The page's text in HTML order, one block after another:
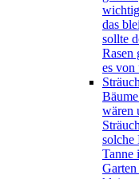
das
sollte
Rasen
es von
wären
solche
Tanne